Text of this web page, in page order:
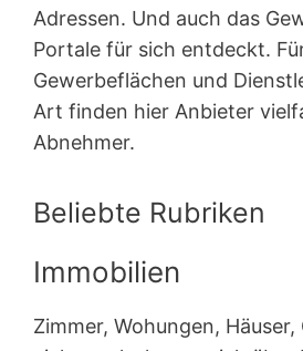
Adressen. Und auch das
Portale für sich entdeckt.
Gewerbeflächen und
Art finden hier Anbieter
Abnehmer.
Beliebte Rubriken
Immobilien
Zimmer, Wohungen,